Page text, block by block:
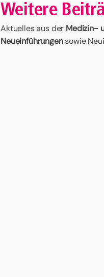
Weitere
Aktuelles aus der Medizin-
Neueinführungensowie